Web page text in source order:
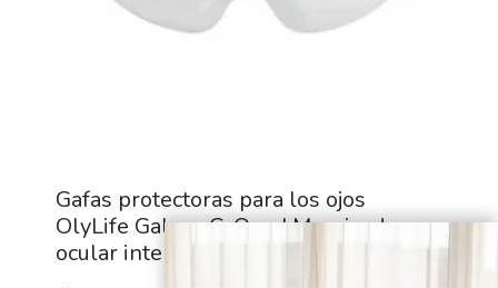
Gafas protectoras para los ojos
OlyLife Galaxy G-One | Masajeador
ocular inteligente PEMF